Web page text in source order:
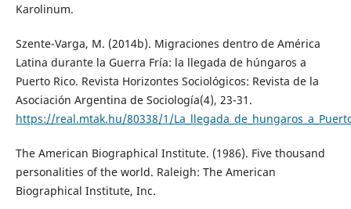
Karolinum.
Szente-Varga, M. (2014b). Migraciones dentro de América
Latina durante la Guerra Fría: la llegada de húngaros a
Puerto Rico. Revista Horizontes Sociológicos: Revista de la
Asociación Argentina de Sociología(4), 23-31.
https://real.mtak.hu/80338/1/
The American Biographical Institute. (1986). Five thousand
personalities of the world. Raleigh: The American
Biographical Institute, Inc.